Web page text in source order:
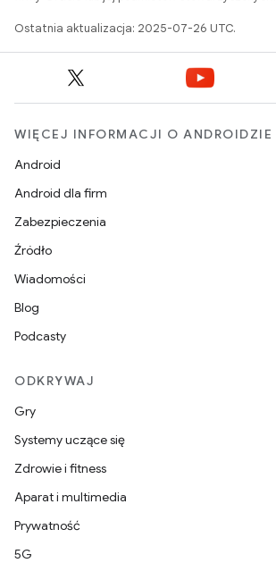
Ostatnia aktualizacja: 2025-07-26 UTC.
WIĘCEJ INFORMACJI O ANDROIDZIE
Android
Android dla firm
Zabezpieczenia
Źródło
Wiadomości
Blog
Podcasty
ODKRYWAJ
Gry
Systemy uczące się
Zdrowie i fitness
Aparat i multimedia
Prywatność
5G